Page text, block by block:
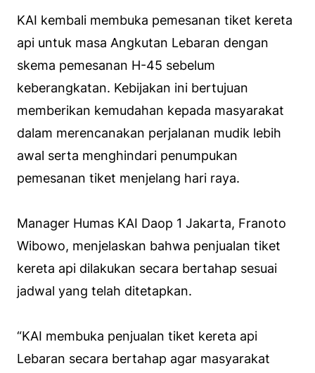
KAI kembali membuka pemesanan tiket kereta
api untuk masa Angkutan Lebaran dengan
skema pemesanan H-45 sebelum
keberangkatan. Kebijakan ini bertujuan
memberikan kemudahan kepada masyarakat
dalam merencanakan perjalanan mudik lebih
awal serta menghindari penumpukan
pemesanan tiket menjelang hari raya.
Manager Humas KAI Daop 1 Jakarta, Franoto
Wibowo, menjelaskan bahwa penjualan tiket
kereta api dilakukan secara bertahap sesuai
jadwal yang telah ditetapkan.
“KAI membuka penjualan tiket kereta api
Lebaran secara bertahap agar masyarakat